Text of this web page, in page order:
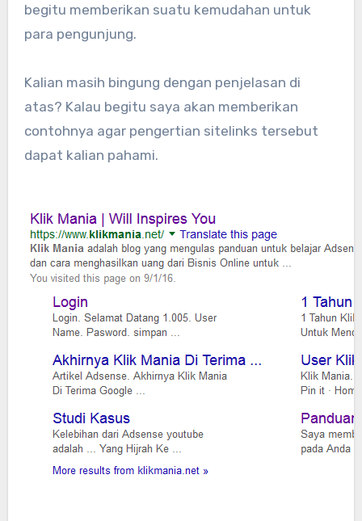
begitu memberikan suatu kemudahan untuk
para pengunjung.
Kalian masih bingung dengan penjelasan di
atas? Kalau begitu saya akan memberikan
contohnya agar pengertian sitelinks tersebut
dapat kalian pahami.